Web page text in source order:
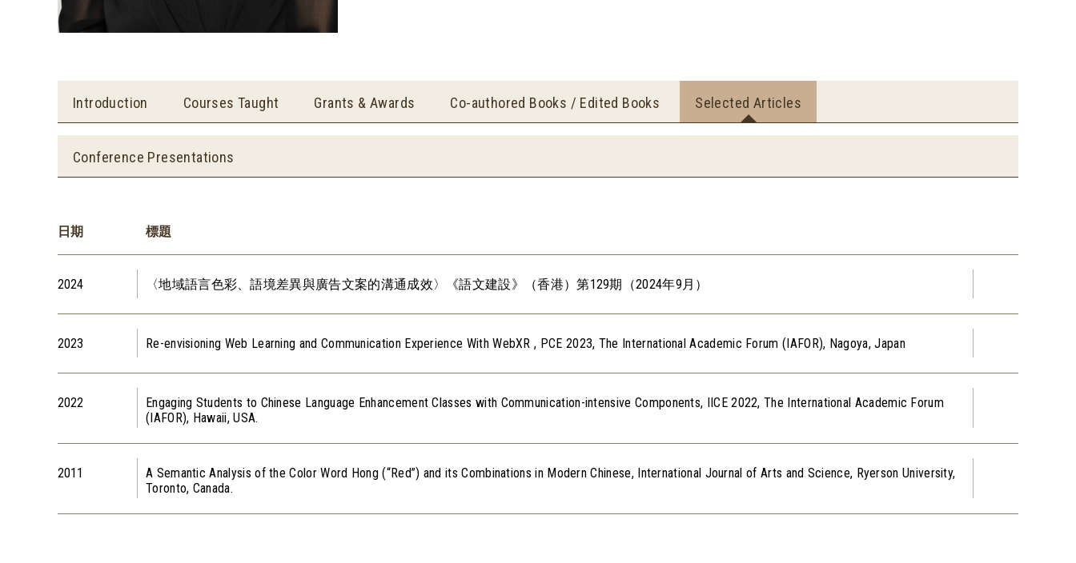
Introduction Courses Taught Grants & Awards Co-authored Books / Edited Books Selected Articles
Conference Presentations
日期 標題
2024 〈地域語言色彩、語境差異與廣告文案的溝通成效〉《語文建設》（香港）第129期（2024年9月）
2023 Re-envisioning Web Learning and Communication Experience With WebXR , PCE 2023, The International Academic Forum (IAFOR), Nagoya, Japan
2022
Engaging Students to Chinese Language Enhancement Classes with Communication-intensive Components, IICE 2022, The International Academic Forum
(IAFOR), Hawaii, USA.
2011
A Semantic Analysis of the Color Word Hong (“Red”) and its Combinations in Modern Chinese, International Journal of Arts and Science, Ryerson University,
Toronto, Canada.